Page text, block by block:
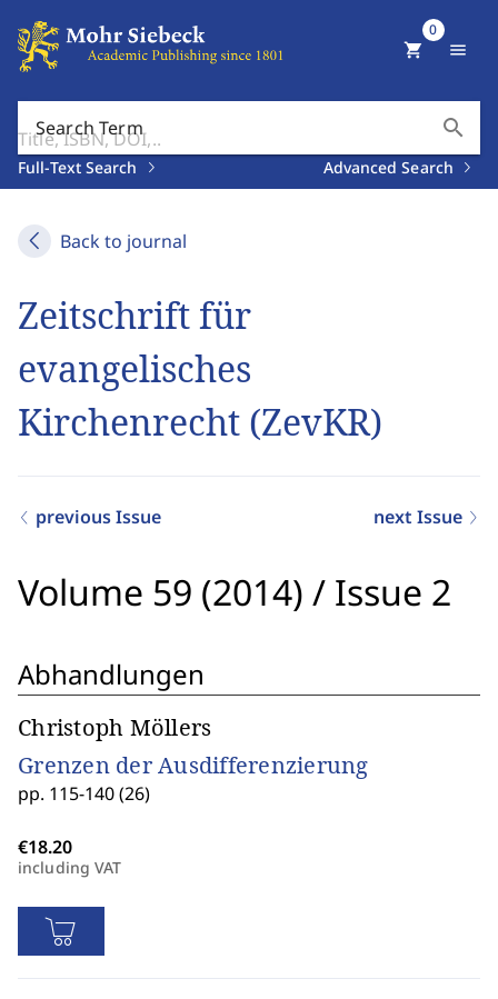
Search Term search
Full-Text Search Advanced Search
shopping_cart
0
menu
Back to journal
Zeitschrift für
evangelisches
Kirchenrecht (ZevKR)
previous Issue next Issue
Volume 59 (2014) / Issue 2
Abhandlungen
Christoph Möllers
Grenzen der Ausdifferenzierung
pp. 115-140 (26)
including VAT